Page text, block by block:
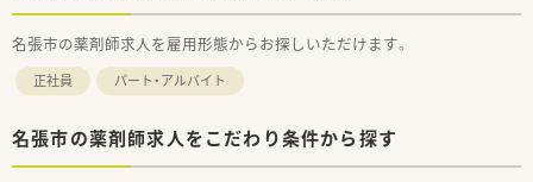
名張市の薬剤師求人を雇用形態からお探しいただけます。
正社員 パート・アルバイト
名張市の薬剤師求人をこだわり条件から探す